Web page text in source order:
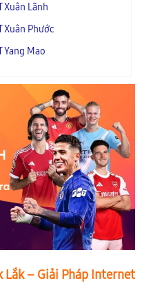
Xuân Lãnh
Xuân Phước
Yang Mao
Lắk – Giải Pháp Internet